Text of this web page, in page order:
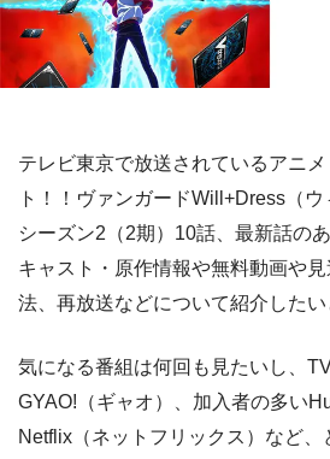
テレビ東京で放送されているアニ
ト！！ヴァンガードWill+Dress（ウ
シーズン2（2期）10話、最新話の
キャスト・原作情報や無料動画や
法、再放送などについて紹介したい
気になる番組は何回も見たいし、
GYAO!（ギャオ）、加入者の多い
Netflix（ネットフリックス）など